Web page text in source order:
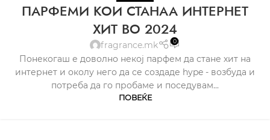
ПАРФЕМИ КОИ СТАНАА ИНТЕРНЕТ
ХИТ ВО 2024
fragrance.mk 0
Понекогаш е доволно некој парфем да стане хит на
интернет и околу него да се создаде hype - возбуда и
потреба да го пробаме и поседувам...
ПОВЕЌЕ